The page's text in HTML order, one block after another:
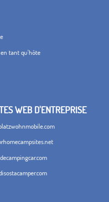
tant qu'hôte
WEB D'ENTREPRISE